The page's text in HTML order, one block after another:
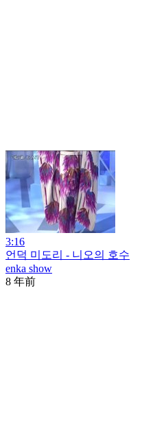
3:16
언덕 미도리 - 니오의 호수
enka show
8 年前